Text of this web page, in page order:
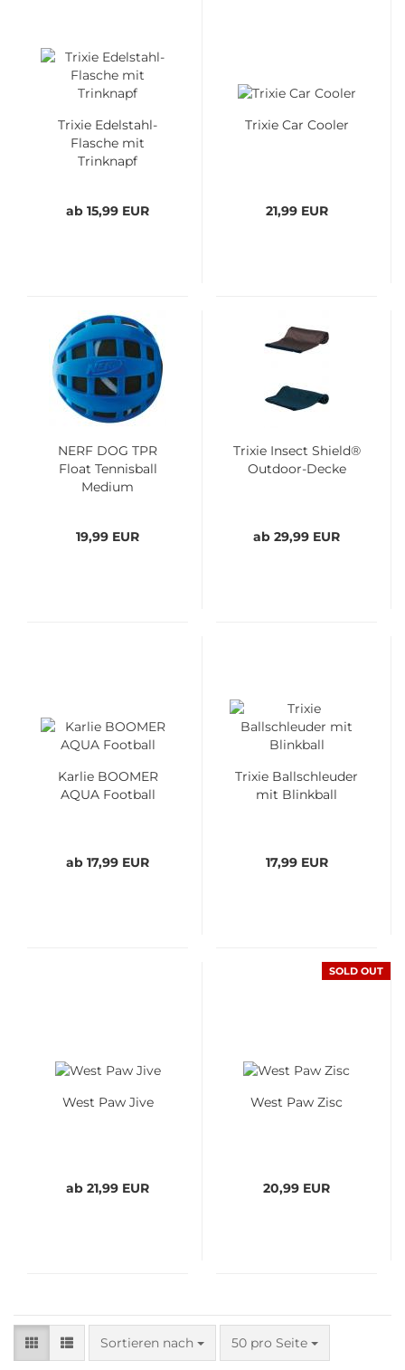
Trixie Edelstahl-
Flasche mit
Trinknapf
ab 15,99 EUR
Trixie Car Cooler
21,99 EUR
NERF DOG TPR
Float Tennisball
Medium
19,99 EUR
Trixie Insect Shield®
Outdoor-Decke
ab 29,99 EUR
Karlie BOOMER
AQUA Football
ab 17,99 EUR
Trixie Ballschleuder
mit Blinkball
17,99 EUR
West Paw Jive
ab 21,99 EUR
SOLD OUT
West Paw Zisc
20,99 EUR
Sortieren nach
Sortieren nach 50 pro Seite
pro Seite